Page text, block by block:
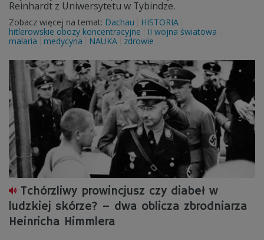
Reinhardt z Uniwersytetu w Tybindze.
Zobacz więcej na temat: Dachau
HISTORIA
hitlerowskie obozy koncentracyjne
II wojna światowa
malaria
medycyna NAUKA zdrowie
Tchórzliwy prowincjusz czy diabeł w
ludzkiej skórze? – dwa oblicza zbrodniarza
Heinricha Himmlera